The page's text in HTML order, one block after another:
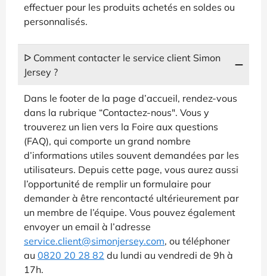
effectuer pour les produits achetés en soldes ou
personnalisés.
ᐅ Comment contacter le service client Simon
Jersey ?
Dans le footer de la page d’accueil, rendez-vous
dans la rubrique “Contactez-nous". Vous y
trouverez un lien vers la Foire aux questions
(FAQ), qui comporte un grand nombre
d’informations utiles souvent demandées par les
utilisateurs. Depuis cette page, vous aurez aussi
l’opportunité de remplir un formulaire pour
demander à être rencontacté ultérieurement par
un membre de l’équipe. Vous pouvez également
envoyer un email à l’adresse
service.client@simonjersey.com, ou téléphoner
au 0820 20 28 82 du lundi au vendredi de 9h à
17h.